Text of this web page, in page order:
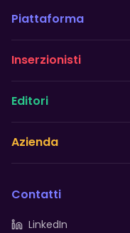
Piattaforma
Inserzionisti
Editori
Azienda
Contatti
LinkedIn